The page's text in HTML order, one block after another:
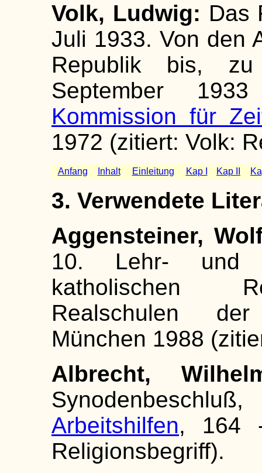
Volk, Ludwig: Das
Juli 1933. Von den
Republik bis,
September
Kommission für
1972 (zitiert: Volk:
Anfang Inhalt Einleitung Kap I Kap II
3. Verwendete
Aggensteiner,
10. Lehr- und
katholischen
Realschulen
München 1988
Albrecht,
Arbeitshilfen, 164
Religionsbegriff).